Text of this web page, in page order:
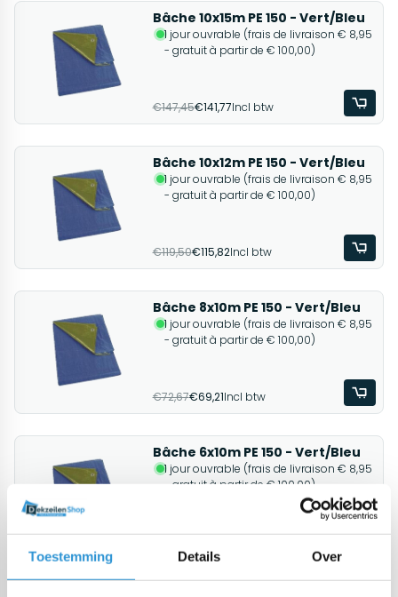
Toestemming Details Over
Bâche 10x15m PE 150 - Vert/Bleu
1 jour ouvrable (frais de livraison € 8,95
- gratuit à partir de € 100,00)
€147,45€141,77Incl btw
Bâche 10x12m PE 150 - Vert/Bleu
1 jour ouvrable (frais de livraison € 8,95
- gratuit à partir de € 100,00)
€119,50€115,82Incl btw
Bâche 8x10m PE 150 - Vert/Bleu
1 jour ouvrable (frais de livraison € 8,95
- gratuit à partir de € 100,00)
€72,67€69,21Incl btw
Bâche 6x10m PE 150 - Vert/Bleu
1 jour ouvrable (frais de livraison € 8,95
- gratuit à partir de € 100,00)